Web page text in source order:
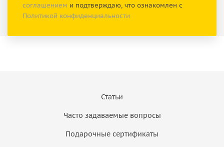
соглашением и подтверждаю, что ознакомлен с
Политикой конфиденциальности
Статьи
Часто задаваемые вопросы
Подарочные сертификаты